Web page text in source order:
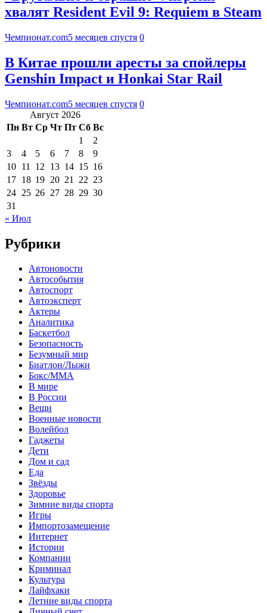
хвалят Resident Evil 9: Requiem в Steam
Чемпионат.com5 месяцев спустя 0
В Китае прошли аресты за спойлеры
Genshin Impact и Honkai Star Rail
Чемпионат.com5 месяцев спустя 0
Август 2026
Пн Вт Ср Чт Пт Сб Вс
1
2
3
4 5 6 7 8
9
10 11 12 13 14 15 16
17 18 19 20 21 22 23
24 25 26 27 28 29 30
31
« Июл
Рубрики
Автоновости
Автособытия
Автоспорт
Автоэксперт
Актеры
Аналитика
Баскетбол
Безопасность
Безумный мир
Биатлон/Лыжи
Бокс/MMA
В мире
В России
Вещи
Военные новости
Волейбол
Гаджеты
Дети
Дом и сад
Еда
Звёзды
Здоровье
Зимние виды спорта
Игры
Импортозамещение
Интернет
Истории
Компании
Криминал
Культура
Лайфхаки
Летние виды спорта